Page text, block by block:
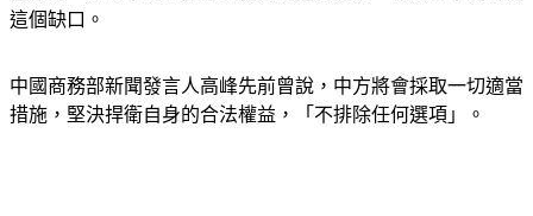
這個缺口。
中國商務部新聞發言人高峰先前曾說，中方將會採取一切適當
措施，堅決捍衛自身的合法權益，「不排除任何選項」。